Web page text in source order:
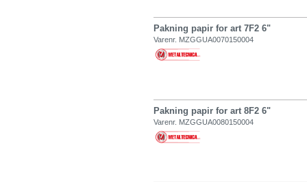
Pakning papir for art 7F2 6"
Varenr. MZGGUA0070150004
Pakning papir for art 8F2 6"
Varenr. MZGGUA0080150004